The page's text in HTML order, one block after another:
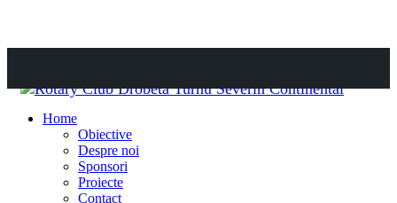
Sari
Home
Obiective
Despre noi
Sponsori
Proiecte
Contact